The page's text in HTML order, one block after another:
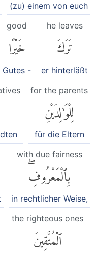
(zu) einem von euch
he leaves
تَرَكَ
er hinterläßt
good
خَيْرًا
Gutes -
for the parents
لِلْوَٰلِدَيْنِ
für die Eltern
with due fairness
بِٱلْمَعْرُوفِۖ
in rechtlicher Weise,
the righteous ones
ٱلْمُتَّقِينَ